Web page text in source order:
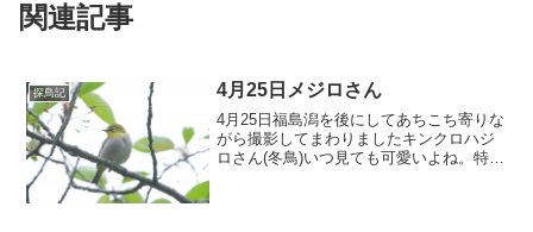
関連記事
探鳥記 4月25日メジロさん
4月25日福島潟を後にしてあちこち寄りな
がら撮影してまわりましたキンクロハジ
ロさん(冬鳥)いつ見ても可愛いよね。特に